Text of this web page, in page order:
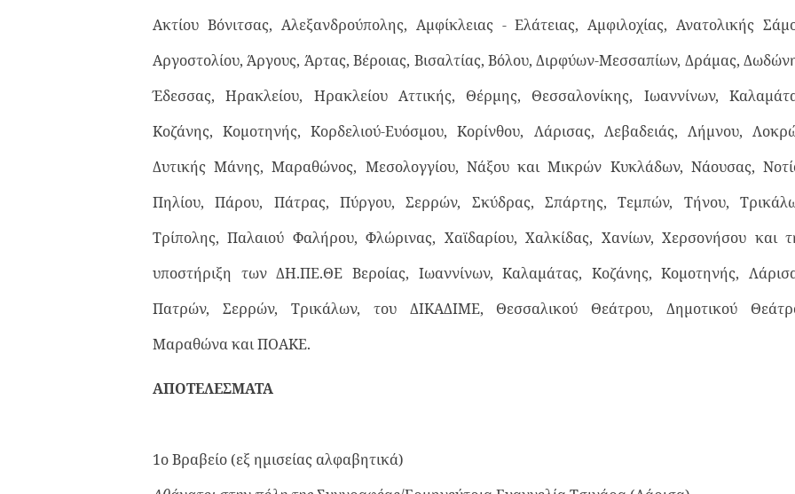
Ακτίου Βόνιτσας, Αλεξανδρούπολης, Αμφίκλειας - Ελάτειας, Αμφιλοχίας, Ανατολικής
Αργοστολίου, Άργους, Άρτας, Βέροιας, Βισαλτίας, Βόλου, Διρφύων-Μεσσαπίων, Δράμας,
Έδεσσας, Ηρακλείου, Ηρακλείου Αττικής, Θέρμης, Θεσσαλονίκης, Ιωαννίνων,
Κοζάνης, Κομοτηνής, Κορδελιού-Ευόσμου, Κορίνθου, Λάρισας, Λεβαδειάς, Λήμνου,
Δυτικής Μάνης, Μαραθώνος, Μεσολογγίου, Νάξου και Μικρών Κυκλάδων, Νάουσας,
Πηλίου, Πάρου, Πάτρας, Πύργου, Σερρών, Σκύδρας, Σπάρτης, Τεμπών, Τήνου,
Τρίπολης, Παλαιού Φαλήρου, Φλώρινας, Χαϊδαρίου, Χαλκίδας, Χανίων, Χερσονήσου και
υποστήριξη των ΔΗ.ΠΕ.ΘΕ Βεροίας, Ιωαννίνων, Καλαμάτας, Κοζάνης, Κομοτηνής,
Πατρών, Σερρών, Τρικάλων, του ΔΙΚΑΔΙΜΕ, Θεσσαλικού Θεάτρου, Δημοτικού
Μαραθώνα και ΠΟΑΚΕ.
ΑΠΟΤΕΛΕΣΜΑΤΑ
1ο Βραβείο (εξ ημισείας αλφαβητικά)